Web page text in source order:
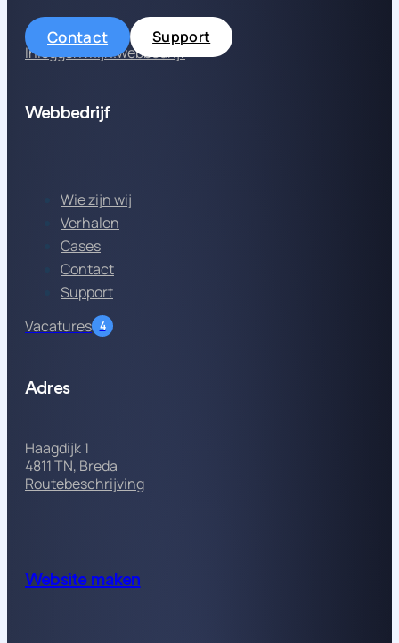
Contact
Support
Inloggen mijn.webbedrijf
Webbedrijf
Wie zijn wij
Verhalen
Cases
Contact
Support
Vacatures 4
Adres
Haagdijk 1
4811 TN, Breda
Routebeschrijving
Website maken